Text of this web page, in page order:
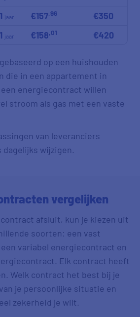
1 jaar €157,96 €350
1 jaar €158,01 €420
op een huishouden
die in een appartement in
energiecontract willen
stroom als gas met een vaste
van leveranciers
dagelijks wijzigen.
vergelijken
afsluit, kun je kiezen uit
soorten: een vast
variabel energiecontract en
Elk contract heeft
Welk contract het best bij je
je persoonlijke situatie en
zekerheid je wilt.